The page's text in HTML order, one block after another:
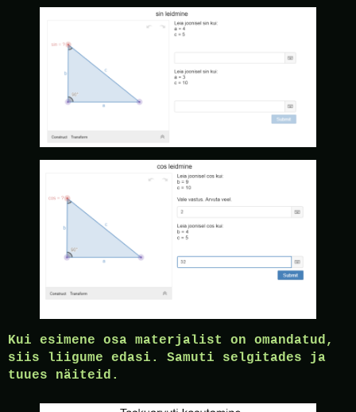
Kui esimene osa materjalist on omandatud,
siis liigume edasi. Samuti selgitades ja
tuues näiteid.